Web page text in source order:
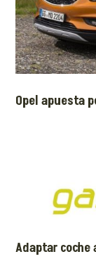
Opel apuesta
Adaptar coche